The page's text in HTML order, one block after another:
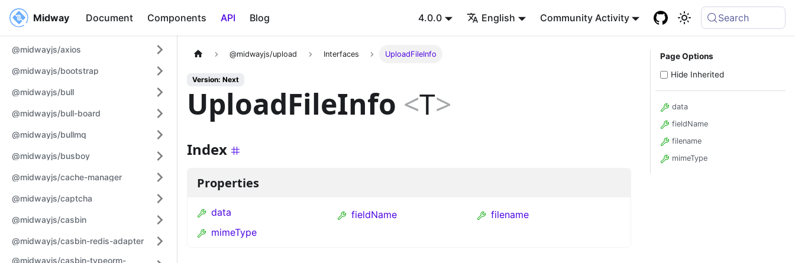
Midway Document Components API Blog 4.0.0 English Community Activity Search
Midway
@midwayjs/axios
@midwayjs/bootstrap
@midwayjs/bull
@midwayjs/bull-board
@midwayjs/bullmq
@midwayjs/busboy
@midwayjs/cache-manager
@midwayjs/captcha
@midwayjs/casbin
@midwayjs/casbin-redis-adapter
@midwayjs/casbin-typeorm-
@midwayjs/upload Interfaces UploadFileInfo
Version: Next
UploadFileInfo <T>
Index
Properties
data fieldName
filename
mimeType
Page Options
Hide Inherited
data
fieldName
filename
mimeType